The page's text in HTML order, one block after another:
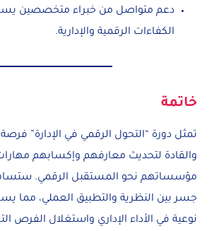
دعم متواصل من خبراء متخصصين
الكفاءات الرقمية والإدارية.
خاتمة
تمثل دورة “التحول الرقمي في الإدارة”
والقادة لتحديث معارفهم وإكسابهم
مؤسساتهم نحو المستقبل الرقمي.
جسر بين النظرية والتطبيق العملي، مما
نوعية في الأداء الإداري واستغلال الفرص